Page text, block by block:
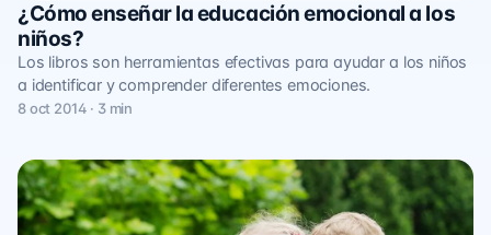
¿Cómo enseñar la educación emocional a los
niños?
Los libros son herramientas efectivas para ayudar a los niños
a identificar y comprender diferentes emociones.
8 oct 2014 · 3 min